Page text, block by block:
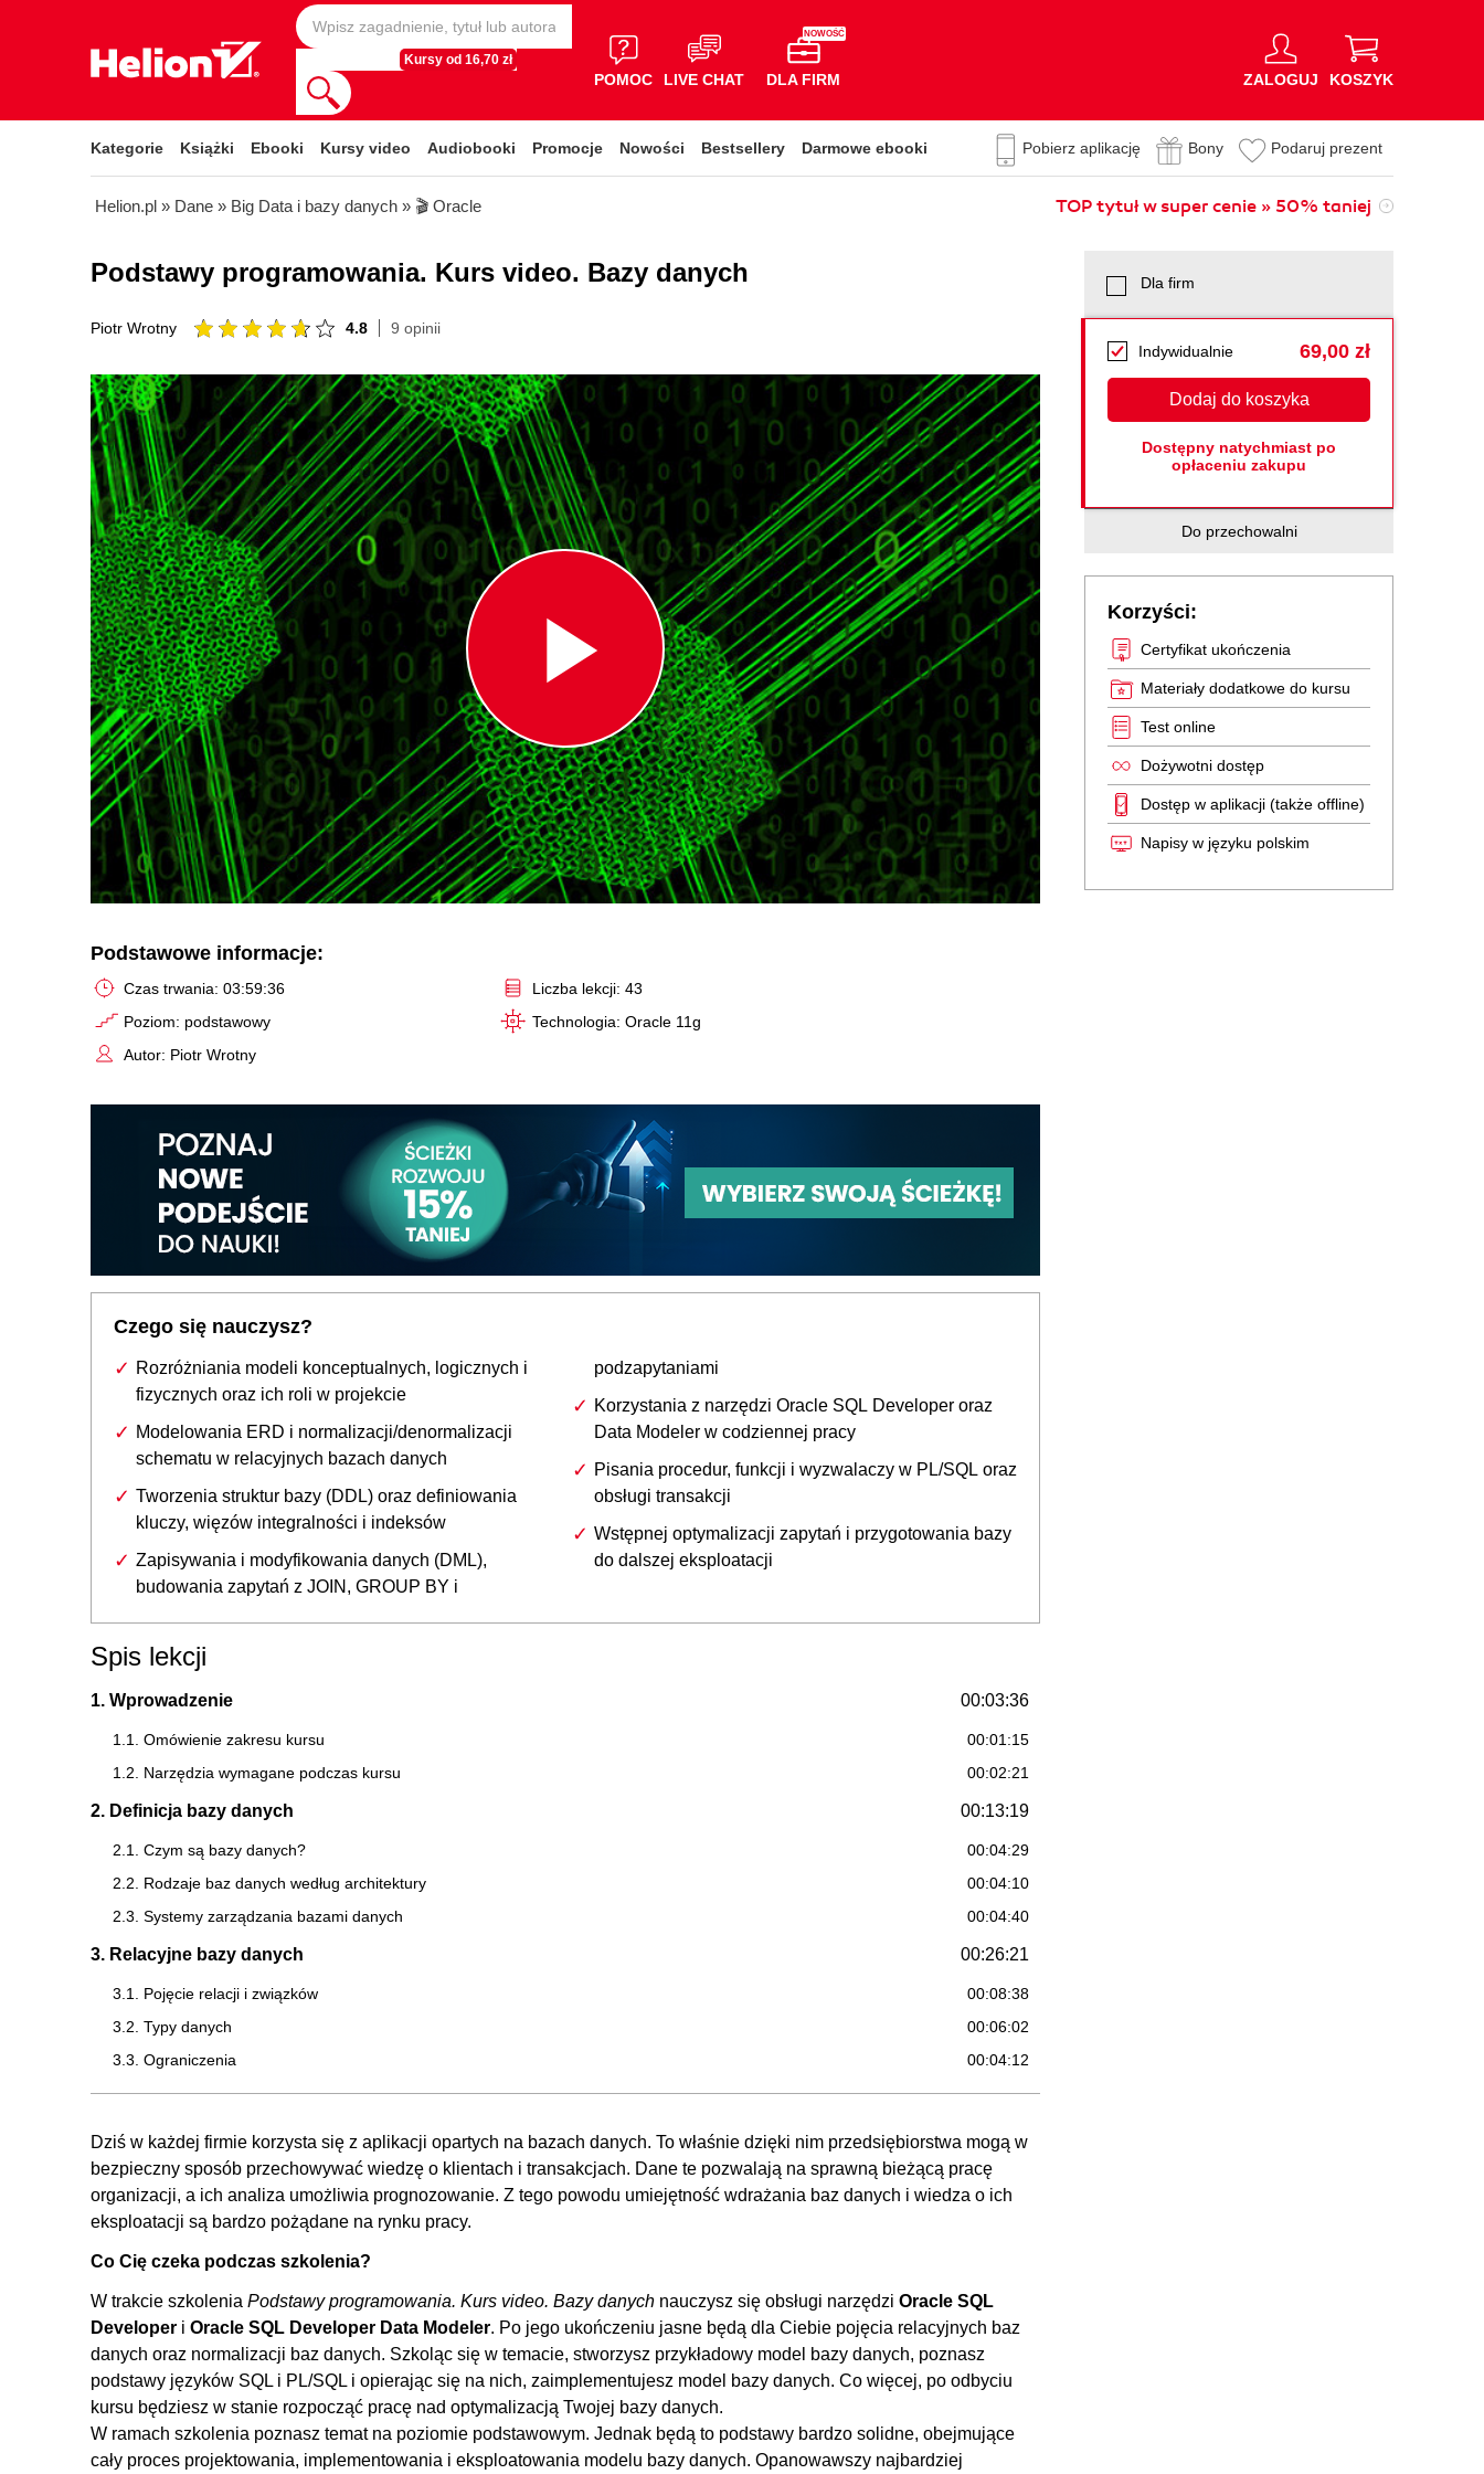
Kursy od 16,70 zł
POMOC LIVE CHAT
NOWOŚĆ
DLA FIRM ZALOGUJ KOSZYK
Kategorie Książki Ebooki Kursy video Audiobooki Promocje Nowości Bestsellery Darmowe ebooki Pobierz aplikację Bony Podaruj prezent
Helion.pl » Dane » Big Data i bazy danych » 🎬 Oracle TOP tytuł w super cenie » 50% taniej
Podstawy programowania. Kurs video. Bazy danych
Piotr Wrotny 4.8 9 opinii
Play
Video
Podstawowe informacje:
Czas trwania: 03:59:36
Poziom: podstawowy
Autor: Piotr Wrotny
Liczba lekcji: 43
Technologia: Oracle 11g
Dla firm
Indywidualnie 69,00 zł
Dodaj do koszyka
Dostępny natychmiast po
opłaceniu zakupu
Do przechowalni
Korzyści:
Certyfikat ukończenia
Materiały dodatkowe do kursu
Test online
Dożywotni dostęp
Dostęp w aplikacji (także offline)
Napisy w języku polskim
Czego się nauczysz?
Rozróżniania modeli konceptualnych, logicznych i
fizycznych oraz ich roli w projekcie
Modelowania ERD i normalizacji/denormalizacji
schematu w relacyjnych bazach danych
Tworzenia struktur bazy (DDL) oraz definiowania
kluczy, więzów integralności i indeksów
Zapisywania i modyfikowania danych (DML),
budowania zapytań z JOIN, GROUP BY i
podzapytaniami
Korzystania z narzędzi Oracle SQL Developer oraz
Data Modeler w codziennej pracy
Pisania procedur, funkcji i wyzwalaczy w PL/SQL oraz
obsługi transakcji
Wstępnej optymalizacji zapytań i przygotowania bazy
do dalszej eksploatacji
Spis lekcji
1. Wprowadzenie 00:03:36
1.1. Omówienie zakresu kursu
00:01:15
1.2. Narzędzia wymagane podczas kursu
00:02:21
2. Definicja bazy danych 00:13:19
2.1. Czym są bazy danych?
00:04:29
2.2. Rodzaje baz danych według architektury
00:04:10
2.3. Systemy zarządzania bazami danych
00:04:40
3. Relacyjne bazy danych 00:26:21
3.1. Pojęcie relacji i związków
00:08:38
3.2. Typy danych
00:06:02
3.3. Ograniczenia
00:04:12
3.4. Transakcje i ich właściwości (ACID)
00:07:29
4. Normalizacja i denormalizacja baz danych
4.1. Czym jest normalizacja
00:03:18
4.2. Pierwsza postać normalna
00:03:03
4.3. Druga postać normalna
4.4. Trzecia postać normalna
4.5. Czym jest denormalizacja
00:03:10
5. Przygotowanie środowiska 00:21:59
5.1. Instalacja systemu zarządzania bazą danych Oracle
00:08:22
5.2. Instalacja i konfiguracja narzędzia Oracle SQL Developer
5.3. Instalacja i konfiguracja Oracle SQL Developer Data Modeler
00:05:42
Dziś w każdej firmie korzysta się z aplikacji opartych na bazach danych. To właśnie dzięki nim przedsiębiorstwa mogą w
bezpieczny sposób przechowywać wiedzę o klientach i transakcjach. Dane te pozwalają na sprawną bieżącą pracę
organizacji, a ich analiza umożliwia prognozowanie. Z tego powodu umiejętność wdrażania baz danych i wiedza o ich
eksploatacji są bardzo pożądane na rynku pracy.
Co Cię czeka podczas szkolenia?
W trakcie szkolenia Podstawy programowania. Kurs video. Bazy danych nauczysz się obsługi narzędzi Oracle SQL
Developer i Oracle SQL Developer Data Modeler. Po jego ukończeniu jasne będą dla Ciebie pojęcia relacyjnych baz
danych oraz normalizacji baz danych. Szkoląc się w temacie, stworzysz przykładowy model bazy danych, poznasz
podstawy języków SQL i PL/SQL i opierając się na nich, zaimplementujesz model bazy danych. Co więcej, po odbyciu
kursu będziesz w stanie rozpocząć pracę nad optymalizacją Twojej bazy danych.
W ramach szkolenia poznasz temat na poziomie podstawowym. Jednak będą to podstawy bardzo solidne, obejmujące
cały proces projektowania, implementowania i eksploatowania modelu bazy danych. Opanowawszy najbardziej